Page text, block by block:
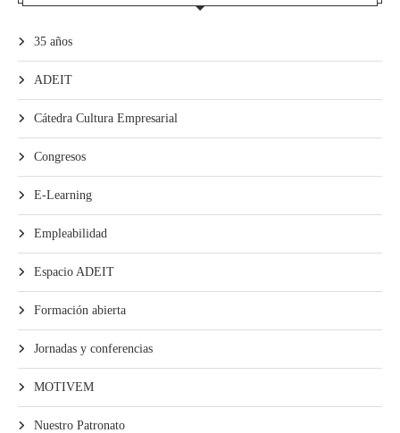
35 años
ADEIT
Cátedra Cultura Empresarial
Congresos
E-Learning
Empleabilidad
Espacio ADEIT
Formación abierta
Jornadas y conferencias
MOTIVEM
Nuestro Patronato